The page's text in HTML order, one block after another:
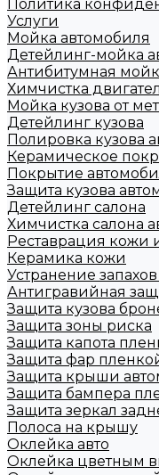
Политика
Услуги
Мойка автомобиля
Детейлинг-мойка
Антибитумная
Химчистка
Мойка кузова от
Детейлинг кузова
Полировка кузова
Керамическое
Покрытие
Защита кузова
Детейлинг салона
Химчистка салона
Реставрация кожи
Керамика кожи
Устранение
Антигравийная
Защита кузова
Защита зоны риска
Защита капота
Защита фар
Защита крыши
Защита бампера
Защита зеркал
Полоса на крышу
Оклейка авто
Оклейка цветным